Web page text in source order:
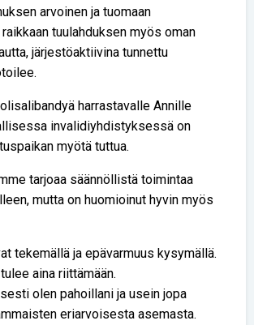
arvoinen ja tuomaan
tuulahduksen myös oman
järjestöaktiivina tunnettu
harrastavalle Annille
invalidiyhdistyksessä on
myötä tuttua.
tarjoaa säännöllistä toimintaa
mutta on huomioinut hyvin myös
tekemällä ja epävarmuus kysymällä.
aina riittämään.
olen pahoillani ja usein jopa
eriarvoisesta asemasta.